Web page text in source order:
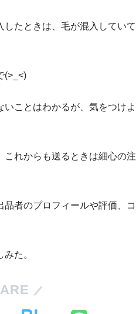
たときは、毛が混入していて
(>_<)
ことはわかるが、気をつけよ
これからも送るときは細心の注
者のプロフィールや評価、コ
た。